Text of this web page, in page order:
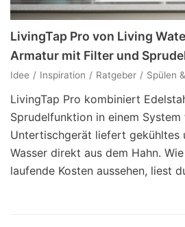
LivingTap Pro von Living
Armatur mit Filter und
Idee Inspiration Ratgeber Spülen
LivingTap Pro kombiniert
Sprudelfunktion in einem System
Untertischgerät liefert gekühltes
Wasser direkt aus dem Hahn.
laufende Kosten aussehen, liest